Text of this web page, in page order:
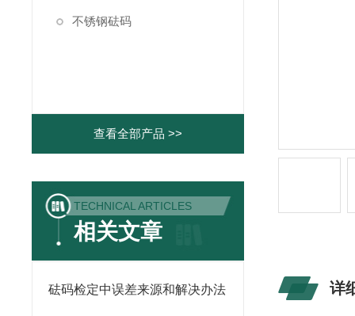
不锈钢砝码
查看全部产品 >>
TECHNICAL ARTICLES
相关文章
砝码检定中误差来源和解决办法 详